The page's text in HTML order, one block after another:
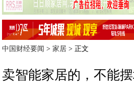
中国财经要闻 >家居 > 正文
卖智能家居的，不能摆